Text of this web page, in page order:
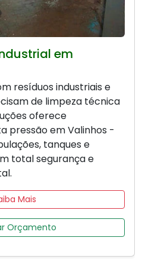
em
resíduos industriais e
de limpeza técnica
oferece
pressão em Valinhos -
tanques e
total segurança e
Mais
Orçamento